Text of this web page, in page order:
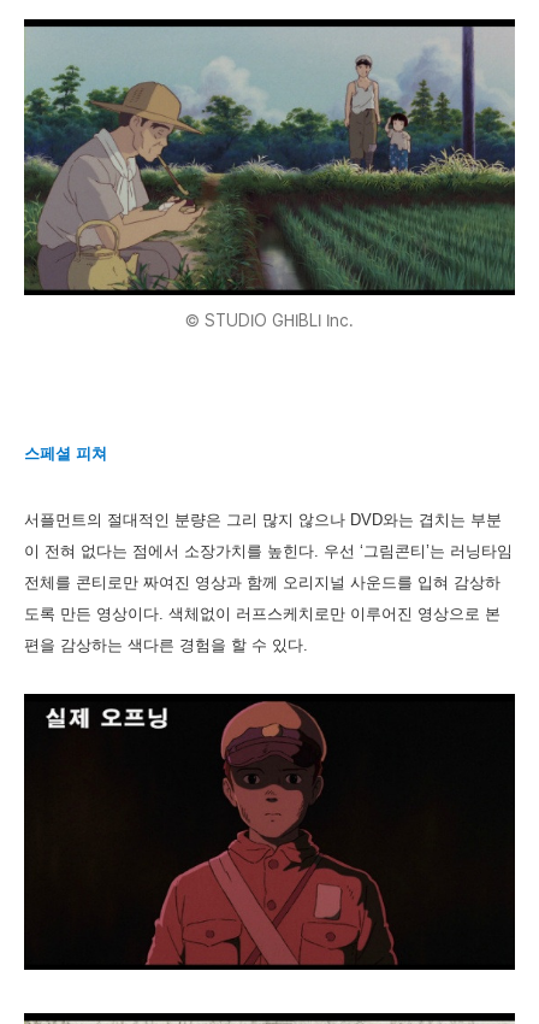
© STUDIO GHIBLI Inc.
스페셜 피쳐
서플먼트의 절대적인 분량은 그리 많지 않으나 DVD와는 겹치는 부분
이 전혀 없다는 점에서 소장가치를 높힌다. 우선 ‘그림콘티’는 러닝타임
전체를 콘티로만 짜여진 영상과 함께 오리지널 사운드를 입혀 감상하
도록 만든 영상이다. 색체없이 러프스케치로만 이루어진 영상으로 본
편을 감상하는 색다른 경험을 할 수 있다.